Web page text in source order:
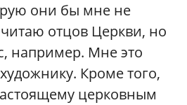
они бы мне не
отцов Церкви, но
например. Мне это
Кроме того,
церковным